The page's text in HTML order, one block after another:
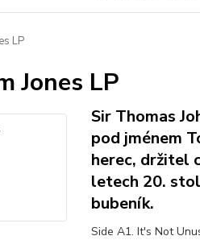
LP
Jones LP
Sir Thomas
pod jménem
herec, držitel
letech 20.
bubeník.
Side A1. It's Not